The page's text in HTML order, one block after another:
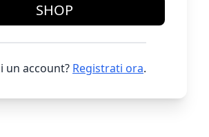
SHOP
un account? Registrati ora.